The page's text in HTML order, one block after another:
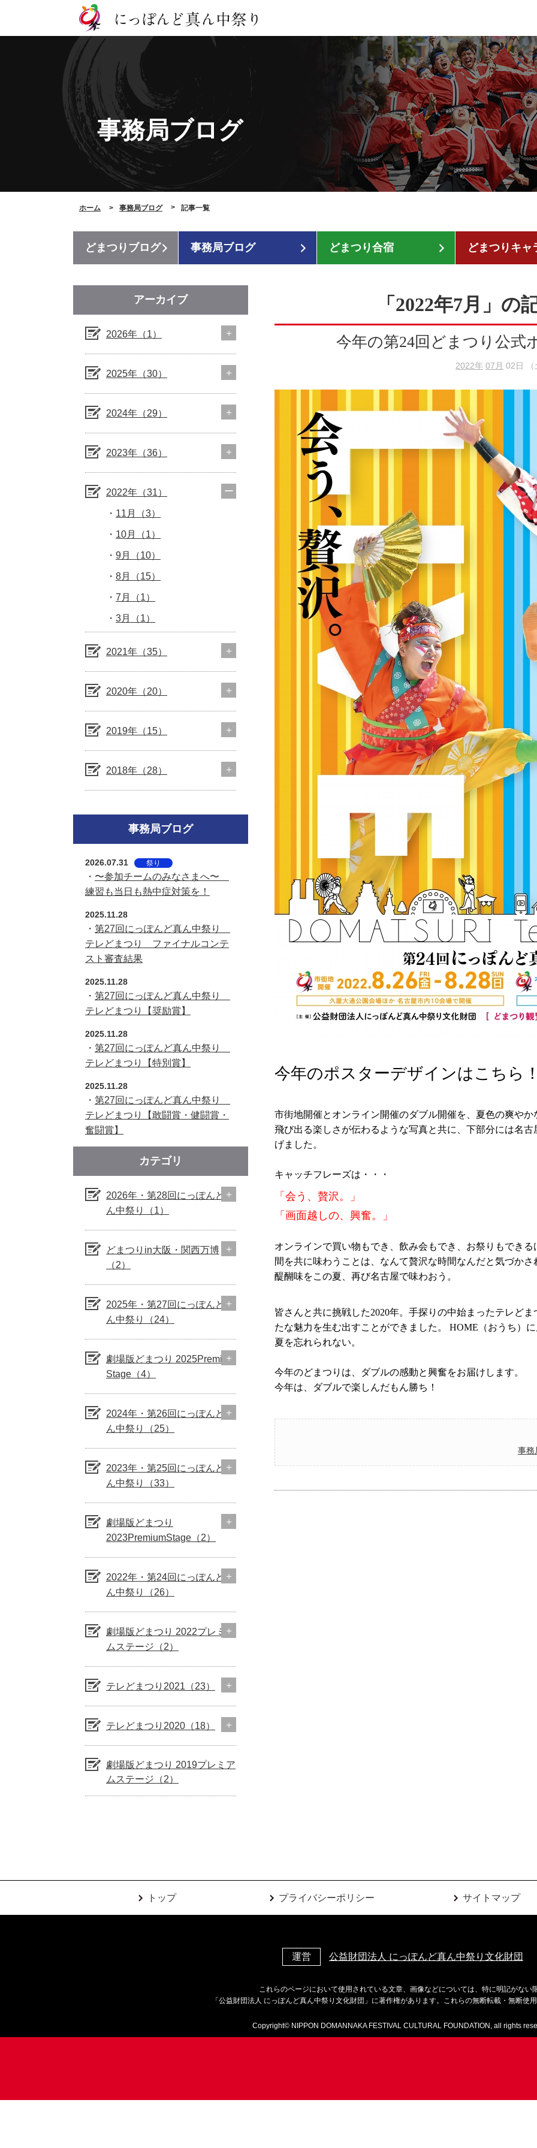
事務局ブログ
ホーム 事務局ブログ 記事一覧
どまつりブログ 事務局ブログ どまつり合宿 どまつりキャ
「2022年7月」の
今年の第24回どまつり公式
2022年 07月 02日 （
今年のポスターデザインはこちら
市街地開催とオンライン開催のダブル開催を、夏色の爽や
飛び出る楽しさが伝わるような写真と共に、下部分には名
げました。
キャッチフレーズは・・・
「会う、贅沢。」
「画面越しの、興奮。」
オンラインで買い物もでき、飲み会もでき、お祭りもでき
間を共に味わうことは、なんて贅沢な時間なんだと気づか
醍醐味をこの夏、再び名古屋で味わおう。
皆さんと共に挑戦した2020年。手探りの中始まったテレどま
たな魅力を生む出すことができました。
HOME （おうち）
夏を忘れられない。
今年のどまつりは、ダブルの感動と興奮をお届けします。
今年は、ダブルで楽しんだもん勝ち！
事務
アーカイブ
2026年（1）
2025年（30）
2024年（29）
2023年（36）
2022年（31）
11月（3）
10月（1）
9月（10）
8月（15）
7月（1）
3月（1）
2021年（35）
2020年（20）
2019年（15）
2018年（28）
事務局ブログ
2026.07.31 祭り
・ 〜参加チームのみなさまへ〜
練習も当日も熱中症対策を！
2025.11.28
・ 第27回にっぽんど真ん中祭り
テレどまつり ファイナルコンテ
スト審査結果
2025.11.28
・ 第27回にっぽんど真ん中祭り
テレどまつり【奨励賞】
2025.11.28
・ 第27回にっぽんど真ん中祭り
テレどまつり【特別賞】
2025.11.28
・ 第27回にっぽんど真ん中祭り
テレどまつり【敢闘賞・健闘賞・
奮闘賞】
カテゴリ
2026年・第28回にっぽんど真
ん中祭り（1）
どまつりin大阪・関西万博
（2）
2025年・第27回にっぽんど真
ん中祭り（24）
劇場版どまつり 2025Premium
Stage（4）
2024年・第26回にっぽんど真
ん中祭り（25）
2023年・第25回にっぽんど真
ん中祭り（33）
劇場版どまつり
2023PremiumStage（2）
2022年・第24回にっぽんど真
ん中祭り（26）
劇場版どまつり 2022プレミア
ムステージ（2）
テレどまつり2021（23）
テレどまつり2020（18）
劇場版どまつり 2019プレミア
ムステージ（2）
トップ プライバシーポリシー サイトマップ
運営 公益財団法人 にっぽんど真ん中祭り文化財団
これらのページにおいて使用されている文章、画像などについては、特に明記がない
「公益財団法人 にっぽんど真ん中祭り文化財団」に著作権があります。これらの無断転載・無断使
Copyright© NIPPON DOMANNAKA FESTIVAL CULTURAL FOUNDATION, all rights